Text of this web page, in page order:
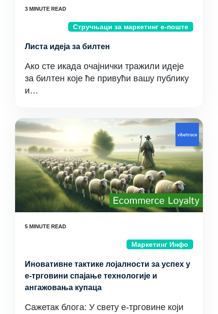
Стручњаци за маркетинг е-поште
Листа идеја за билтен
Ако сте икада очајнички тражили идеје
за билтен које ће привући вашу публику
и…
Маркетинг Инфо
Иновативне тактике лојалности за успех у
е-трговини спајање технологије и
ангажовања купаца
Сажетак блога: У свету е-трговине који